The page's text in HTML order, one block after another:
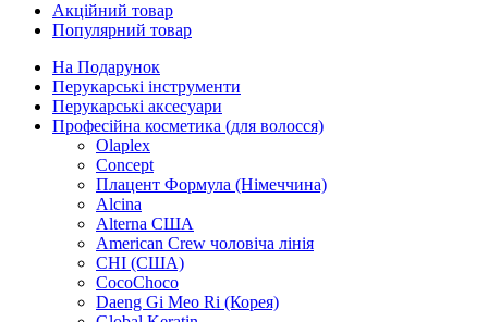
Акційний товар
Популярний товар
На Подарунок
Перукарські інструменти
Перукарські аксесуари
Професійна косметика (для волосся)
Olaplex
Concept
Плацент Формула (Німеччина)
Alcina
Alterna США
American Crew чоловіча лінія
CHI (США)
CocoChoco
Daeng Gi Meo Ri (Корея)